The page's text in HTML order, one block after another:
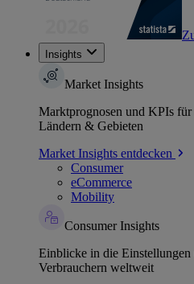
Insights
Market Insights
Marktprognosen und KPIs
Ländern & Gebieten
Market Insights entdecken
Consumer
eCommerce
Mobility
Consumer Insights
Einblicke in die Einstellungen
Verbrauchern weltweit